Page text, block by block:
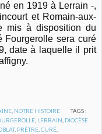
en 1919 à Lerrain -,
et Romain-aux-
mis à disposition du
Fourgerolle sera curé
date à laquelle il prit
, NOTRE HISTOIRE
TAGS :
LERRAIN DIOCÈSE
, PRÊTRE ,CURÉ